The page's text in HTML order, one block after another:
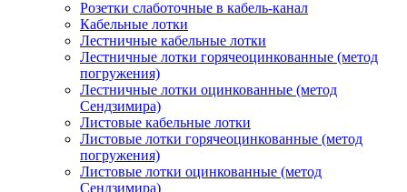
Розетки слаботочные в кабель-канал
Кабельные лотки
Лестничные кабельные лотки
Лестничные лотки горячеоцинкованные (метод
погружения)
Лестничные лотки оцинкованные (метод
Сендзимира)
Листовые кабельные лотки
Листовые лотки горячеоцинкованные (метод
погружения)
Листовые лотки оцинкованные (метод
Сендзимира)